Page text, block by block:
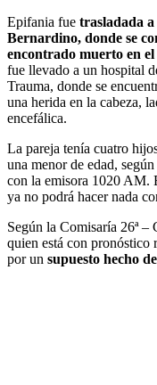
Epifania fue trasladada a
Bernardino, donde se
encontrado muerto en
fue llevado a un hospital
Trauma, donde se
una herida en la cabeza,
encefálica.
La pareja tenía cuatro
una menor de edad,
con la emisora 1020 AM.
ya no podrá hacer nada
Según la Comisaría 26ª
quien está con pronóstico
por un supuesto hecho